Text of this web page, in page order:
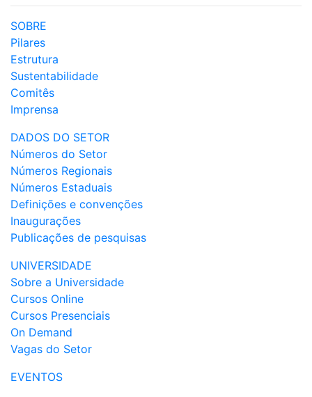
SOBRE
Pilares
Estrutura
Sustentabilidade
Comitês
Imprensa
DADOS DO SETOR
Números do Setor
Números Regionais
Números Estaduais
Definições e convenções
Inaugurações
Publicações de pesquisas
UNIVERSIDADE
Sobre a Universidade
Cursos Online
Cursos Presenciais
On Demand
Vagas do Setor
EVENTOS